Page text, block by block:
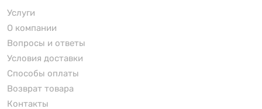
Услуги
О компании
Вопросы и ответы
Условия доставки
Способы оплаты
Возврат товара
Контакты